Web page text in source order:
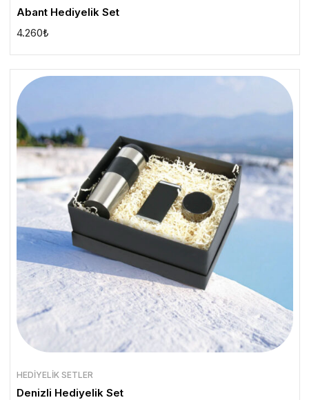
Abant Hediyelik Set
4.260₺
HEDIYELIK SETLER
Denizli Hediyelik Set